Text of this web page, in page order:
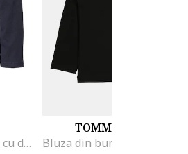
Bluza din bumbac organic cu detaliu logo, Bleumarin
TOMMY HILFIGER